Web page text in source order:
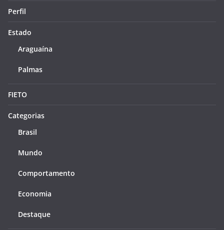
Perfil
Estado
Araguaína
Palmas
FIETO
Categorias
Brasil
Mundo
Comportamento
Economia
Destaque